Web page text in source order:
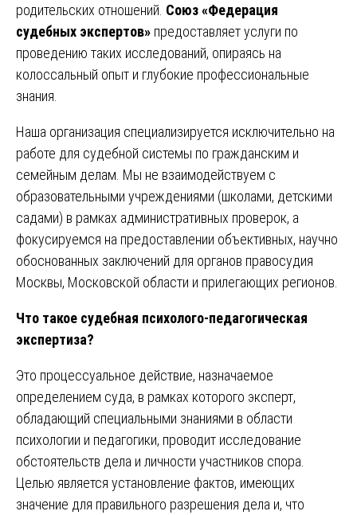
родительских отношений. Союз «Федерация
судебных экспертов» предоставляет услуги по
проведению таких исследований, опираясь на
колоссальный опыт и глубокие профессиональные
знания.
Наша организация специализируется исключительно на
работе для судебной системы по гражданским и
семейным делам. Мы не взаимодействуем с
образовательными учреждениями (школами, детскими
садами) в рамках административных проверок, а
фокусируемся на предоставлении объективных, научно
обоснованных заключений для органов правосудия
Москвы, Московской области и прилегающих регионов.
Что такое судебная психолого-педагогическая
экспертиза?
Это процессуальное действие, назначаемое
определением суда, в рамках которого эксперт,
обладающий специальными знаниями в области
психологии и педагогики, проводит исследование
обстоятельств дела и личности участников спора.
Целью является установление фактов, имеющих
значение для правильного разрешения дела и, что